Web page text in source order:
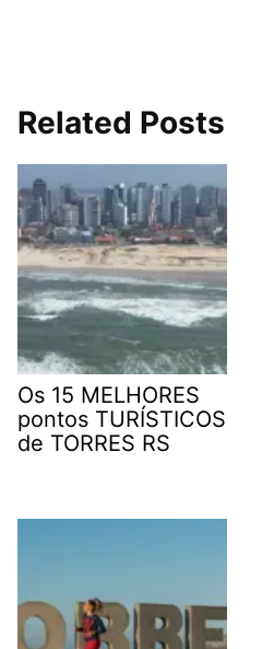
Related Posts
Os 15 MELHORES
pontos TURÍSTICOS
de TORRES RS